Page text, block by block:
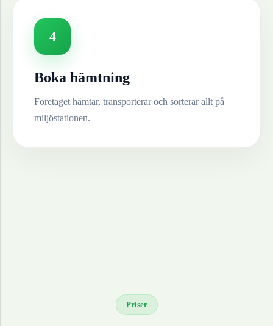
4
Boka hämtning
Företaget hämtar, transporterar och sorterar allt på
miljöstationen.
Priser